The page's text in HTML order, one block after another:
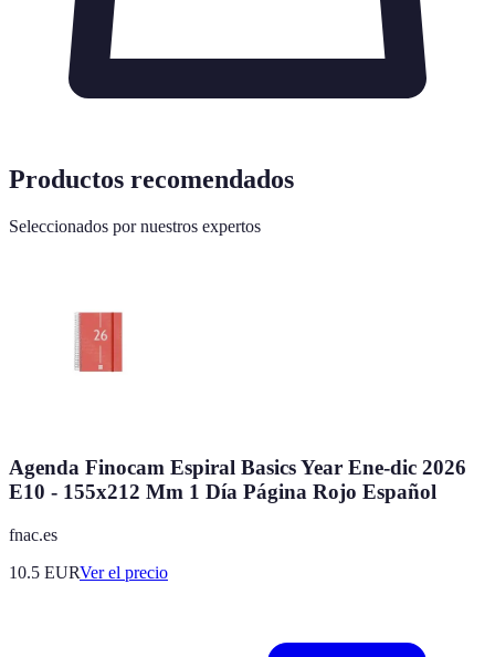
Productos recomendados
Seleccionados por nuestros expertos
Agenda Finocam Espiral Basics Year Ene-dic 2026
E10 - 155x212 Mm 1 Día Página Rojo Español
fnac.es
10.5 EURVer el precio